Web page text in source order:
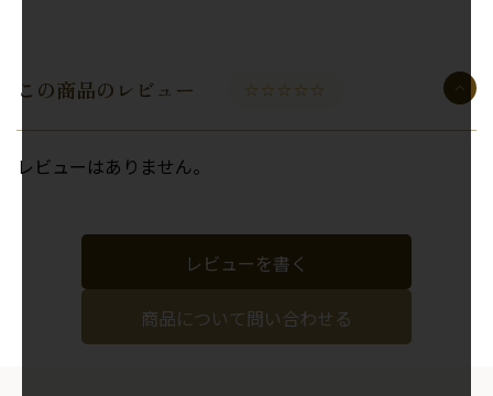
この商品のレビュー ☆☆☆☆☆
レビューはありません。
レビューを書く
商品について問い合わせる